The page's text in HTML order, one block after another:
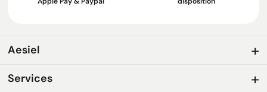
Aesiel
Services